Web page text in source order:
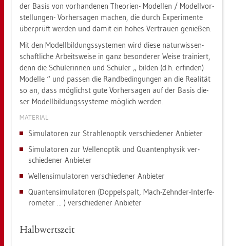
der Basis von vor­han­de­nen Theo­ri­en- Mo­del­len / Mo­dell­vor­
stel­lun­gen- Vor­her­sa­gen ma­chen, die durch Ex­pe­ri­men­te
über­prüft wer­den und damit ein hohes Ver­trau­en ge­nie­ßen.
Mit den Mo­dell­bil­dungs­sys­te­men wird diese na­tur­wis­sen­
schaft­li­che Ar­beits­wei­se in ganz be­son­de­rer Weise trai­niert,
denn die Schü­le­rin­nen und Schü­ler
bil­den (d.h. er­fin­den)
Mo­del­le
und pas­sen die Rand­be­din­gun­gen an die Rea­li­tät
so an, dass mög­lichst gute Vor­her­sa­gen auf der Basis die­
ser Mo­dell­bil­dungs­sys­te­me mög­lich wer­den.
MA­TE­RI­AL
Si­mu­la­to­ren zur Strah­len­op­tik ver­schie­de­ner An­bie­ter
Si­mu­la­to­ren zur Wel­len­op­tik und Quan­ten­phy­sik ver­
schie­de­ner An­bie­ter
Wel­len­si­mu­la­to­ren ver­schie­de­ner An­bie­ter
Quan­ten­si­mu­la­to­ren (Dop­pel­spalt, Mach-Zehn­der-In­ter­fe­
ro­me­ter ... ) ver­schie­de­ner An­bie­ter
Halb­werts­zeit